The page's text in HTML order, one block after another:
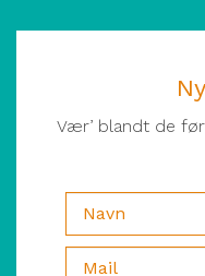
Vær’ blandt de